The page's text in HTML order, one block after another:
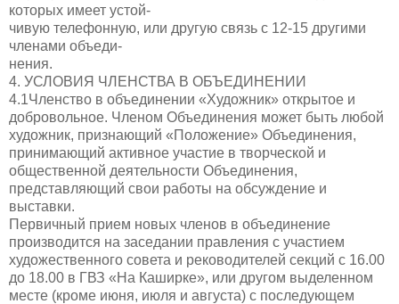
которых имеет устой-
чивую телефонную, или другую связь с 12-15 другими
членами объеди-
нения.
4. УСЛОВИЯ ЧЛЕНСТВА В ОБЪЕДИНЕНИИ
4.1Членство в объединении «Художник» открытое и
добровольное. Членом Объединения может быть любой
художник, признающий «Положение» Объединения,
принимающий активное участие в творческой и
общественной деятельности Объединения,
представляющий свои работы на обсуждение и
выставки.
Первичный прием новых членов в объединение
производится на заседании правления с участием
художественного совета и реководителей секций с 16.00
до 18.00 в ГВЗ «На Каширке», или другом выделенном
месте (кроме июня, июля и августа) с последующем